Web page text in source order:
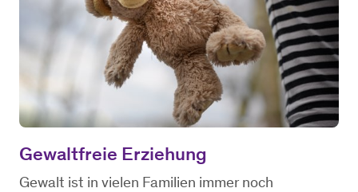
Gewaltfreie Erziehung
Gewalt ist in vielen Familien immer noch